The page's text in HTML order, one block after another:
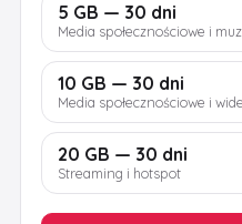
5 GB — 30 dni
Media społecznościowe i
10 GB — 30 dni
Media społecznościowe i
20 GB — 30 dni
Streaming i hotspot